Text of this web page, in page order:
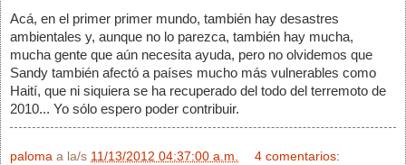
Acá, en el primer primer mundo, también hay desastres
ambientales y, aunque no lo parezca, también hay mucha,
mucha gente que aún necesita ayuda, pero no olvidemos que
Sandy también afectó a países mucho más vulnerables como
Haití, que ni siquiera se ha recuperado del todo del terremoto de
2010... Yo sólo espero poder contribuir.
paloma a la/s 11/13/2012 04:37:00 a.m. 4 comentarios: